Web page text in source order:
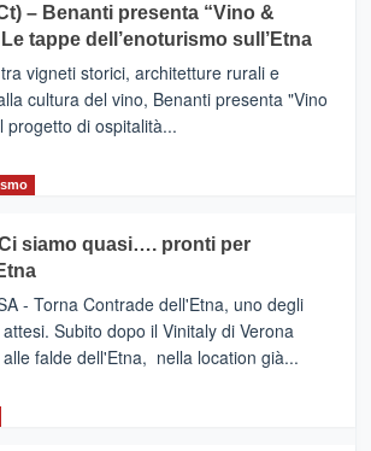
– Benanti presenta “Vino &
tappe dell’enoturismo sull’Etna
vigneti storici, architetture rurali e
cultura del vino, Benanti presenta "Vino
progetto di ospitalità...
siamo quasi…. pronti per
- Torna Contrade dell'Etna, uno degli
Subito dopo il Vinitaly di Verona
falde dell'Etna, nella location già...